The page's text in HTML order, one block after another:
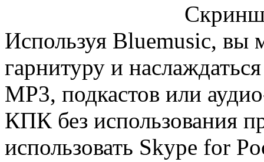
Используя Bluemusic, вы
гарнитуру и
MP3, подкастов или
КПК без использования
использовать Skype for